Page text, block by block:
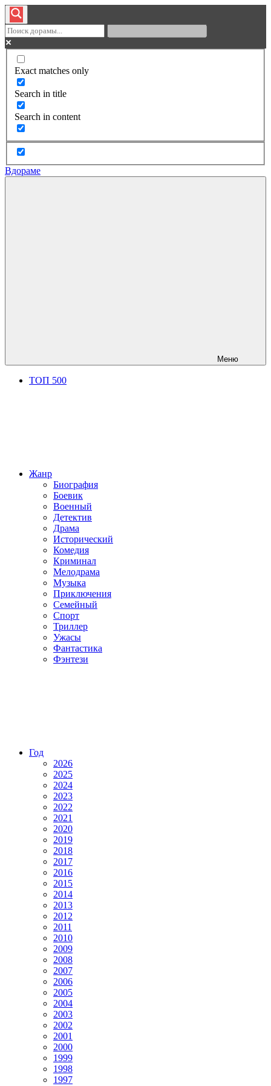
Exact matches only
Search in title
Search in content
Вдораме
Меню
ТОП 500
Жанр
Биография
Боевик
Военный
Детектив
Драма
Исторический
Комедия
Криминал
Мелодрама
Музыка
Приключения
Семейный
Спорт
Триллер
Ужасы
Фантастика
Фэнтези
Год
2026
2025
2024
2023
2022
2021
2020
2019
2018
2017
2016
2015
2014
2013
2012
2011
2010
2009
2008
2007
2006
2005
2004
2003
2002
2001
2000
1999
1998
1997